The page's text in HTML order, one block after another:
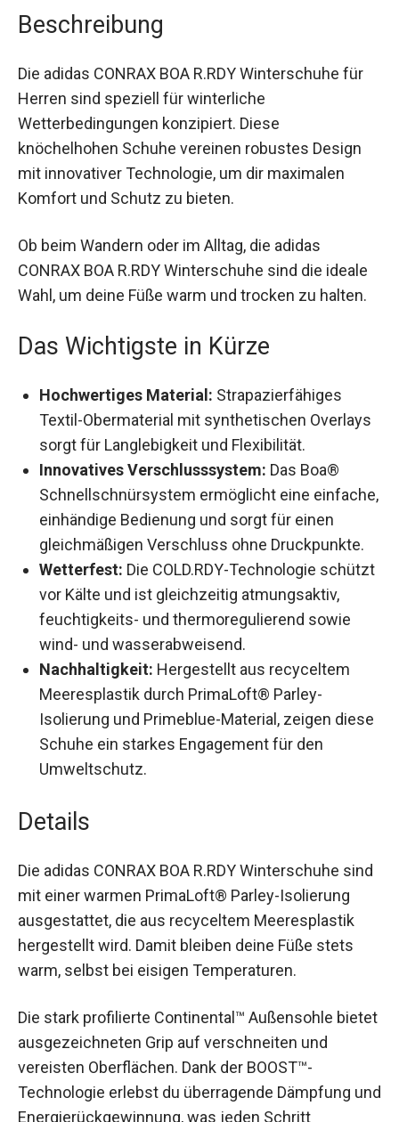
Beschreibung
Die adidas CONRAX BOA R.RDY Winterschuhe für
Herren sind speziell für winterliche
Wetterbedingungen konzipiert. Diese
knöchelhohen Schuhe vereinen robustes Design
mit innovativer Technologie, um dir maximalen
Komfort und Schutz zu bieten.
Ob beim Wandern oder im Alltag, die adidas
CONRAX BOA R.RDY Winterschuhe sind die ideale
Wahl, um deine Füße warm und trocken zu halten.
Das Wichtigste in Kürze
Hochwertiges Material: Strapazierfähiges
Textil-Obermaterial mit synthetischen
Overlays sorgt für Langlebigkeit und
Flexibilität.
Innovatives Verschlusssystem:Das Boa®
Schnellschnürsystem ermöglicht eine
einfache, einhändige Bedienung und sorgt für
einen gleichmäßigen Verschluss ohne
Druckpunkte.
Wetterfest:Die COLD.RDY-Technologie
schützt vor Kälte und ist gleichzeitig
atmungsaktiv, feuchtigkeits- und
thermoregulierend sowie wind- und
wasserabweisend.
Nachhaltigkeit:Hergestellt aus recyceltem
Meeresplastik durch PrimaLoft® Parley-
diese Schuhe ein starkes Engagement für den
Details
Die adidas CONRAX BOA R.RDY Winterschuhe
sind mit einer warmen PrimaLoft® Parley-
Meeresplastik hergestellt wird. Damit bleiben
deine Füße stets warm, selbst bei eisigen
Temperaturen.